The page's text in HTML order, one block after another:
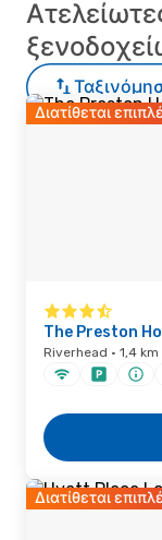
Διατίθεται
The Preston
Riverhead · 1,4
Διατίθεται